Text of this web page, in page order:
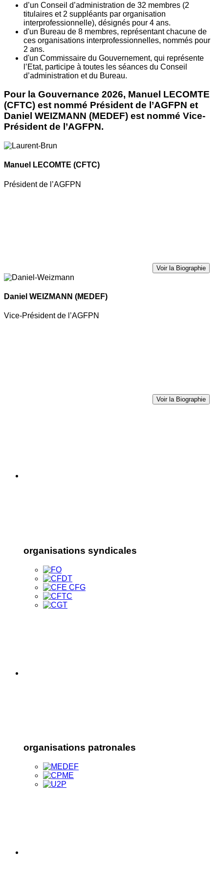
d’un Conseil d’administration de 32 membres (2
titulaires et 2 suppléants par organisation
interprofessionnelle), désignés pour 4 ans.
d'un Bureau de 8 membres, représentant chacune de
ces organisations interprofessionnelles, nommés pour
2 ans.
d'un Commissaire du Gouvernement, qui représente
l’Etat, participe à toutes les séances du Conseil
d’administration et du Bureau.
Pour la Gouvernance 2026, Manuel LECOMTE
(CFTC) est nommé Président de l’AGFPN et
Daniel WEIZMANN (MEDEF) est nommé Vice-
Président de l’AGFPN.
Manuel LECOMTE (CFTC)
Président de l’AGFPN
Voir la Biographie
Daniel WEIZMANN (MEDEF)
Vice-Président de l’AGFPN
Voir la Biographie
organisations syndicales
organisations patronales